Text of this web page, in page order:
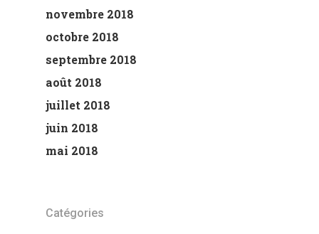
novembre 2018
octobre 2018
septembre 2018
août 2018
juillet 2018
juin 2018
mai 2018
Catégories